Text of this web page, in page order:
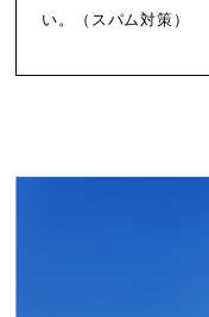
い。（スパム対策）